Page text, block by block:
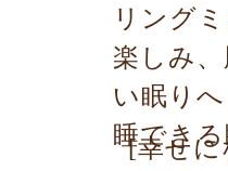
リング
楽しみ
い眠り
睡でき
[幸せに